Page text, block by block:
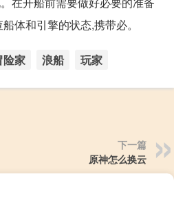
体和引擎的状态,携带必。
险家 浪船 玩家
下一篇
原神怎么换云